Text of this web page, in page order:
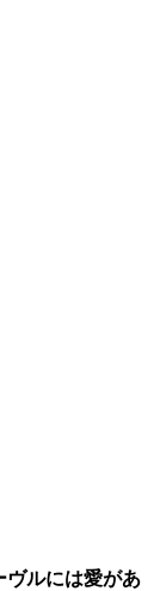
ヴルには愛があ